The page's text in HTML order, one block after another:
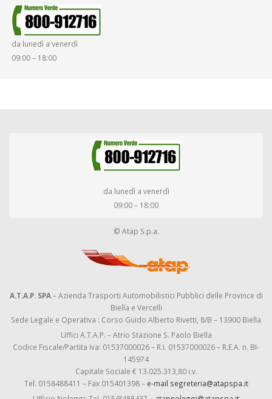
da lunedì a venerdì
09:00 – 18:00
da lunedì a venerdì
09:00 – 18:00
© Atap S.p.a.
A.T.A.P. SPA– Azienda Trasporti Automobilistici Pubblici delle Province di
Biella e Vercelli
Sede Legale e Operativa : Corso Guido Alberto Rivetti, 8/B – 13900 Biella
Uffici A.T.A.P. – Atrio Stazione S. Paolo Biella
Codice Fiscale/Partita Iva: 01537000026 – R.I. 01537000026 – R.E.A. n. BI-
145974
Capitale Sociale € 13.025.313,80 i.v.
Tel. 0158488411 – Fax 015401398 – e-mail segreteria@atapspa.it